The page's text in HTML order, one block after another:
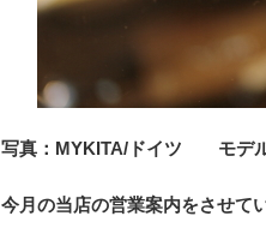
写真：MYKITA/ドイツ モデ
今月の当店の営業案内をさせて